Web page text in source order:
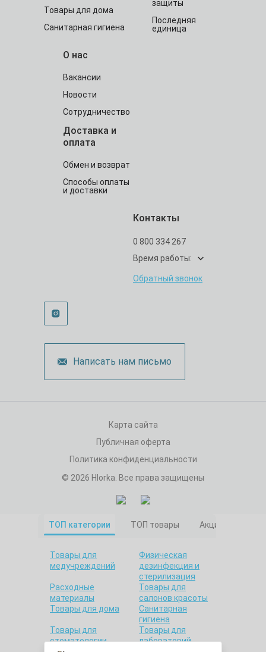
Написать нам письмо
Товары для дома
Санитарная гигиена
защиты
Последняя
единица
О нас
Вакансии
Новости
Сотрудничество
Доставка и
оплата
Обмен и возврат
Способы оплаты
и доставки
Контакты
0 800 334 267
Время работы:
Обратный звонок
Карта сайта
Публичная оферта
Политика конфиденциальности
© 2026 Hlorka. Все права защищены
ТОП категории ТОП товары Акционные
Товары для
медучреждений
Физическая
дезинфекция и
стерилизация
Расходные
материалы
Товары для
салонов красоты
Товары для дома
Санитарная
гигиена
Товары для
стоматологии
Товары для
лабораторий